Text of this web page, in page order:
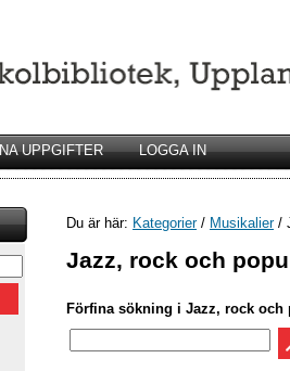
UPPGIFTER LOGGA IN
Du är här: Kategorier/ Musikalier/
Jazz, rock och
Förfina sökning i Jazz, rock och